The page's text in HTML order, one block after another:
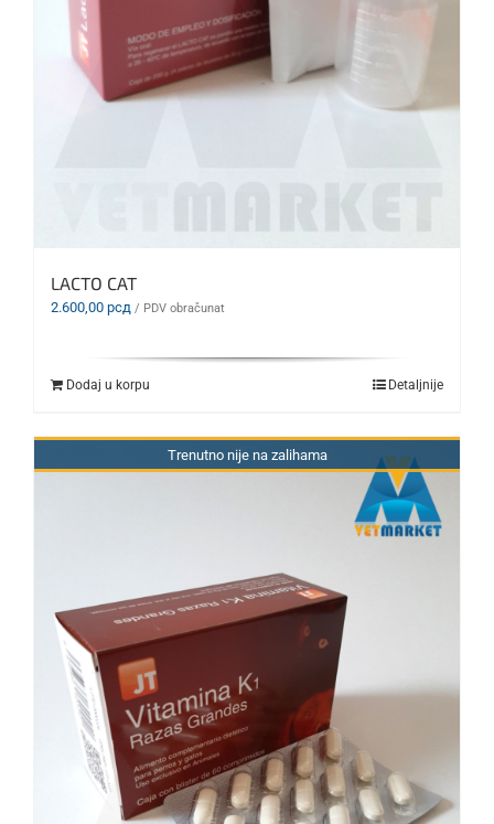
LACTO CAT
2.600,00 рсд / PDV obračunat
Dodaj u korpu Detaljnije
Trenutno nije na zalihama